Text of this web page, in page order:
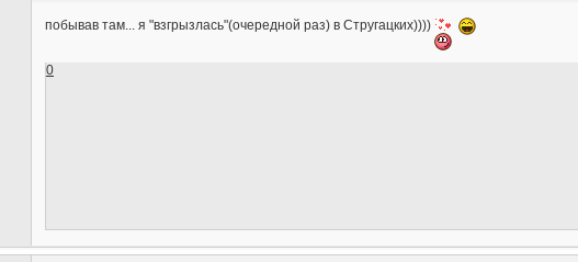
побывав там... я "взгрызлась"(очередной раз) в Стругацких))))
0